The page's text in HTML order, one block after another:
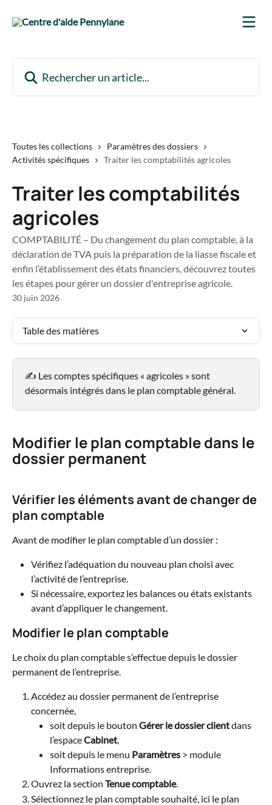
Toutes les collections
Paramètres des dossiers
Activités spécifiques
Traiter les comptabilités agricoles
Traiter les comptabilités
agricoles
COMPTABILITÉ – Du changement du plan comptable, à la
déclaration de TVA puis la préparation de la liasse fiscale et
enfin l’établissement des états financiers, découvrez toutes
les étapes pour gérer un dossier d'entreprise agricole.
30 juin 2026
Table des matières
✍️ Les comptes spécifiques « agricoles » sont
désormais intégrés dans le plan comptable général.
Modifier le plan comptable dans le
dossier permanent
Vérifier les éléments avant de changer de
plan comptable
Avant de modifier le plan comptable d’un dossier :
Vérifiez l’adéquation du nouveau plan choisi avec
l’activité de l’entreprise.
Si nécessaire, exportez les balances ou états existants
avant d’appliquer le changement.
Modifier le plan comptable
Le choix du plan comptable s’effectue depuis le dossier
permanent de l’entreprise.
Accédez au dossier permanent de l’entreprise
concernée,
soit depuis le bouton Gérer le dossier client dans
l’espace Cabinet,
soit depuis le menu Paramètres > module
Informations entreprise.
Ouvrez la section Tenue comptable.
Sélectionnez le plan comptable souhaité, ici le plan